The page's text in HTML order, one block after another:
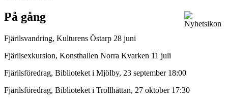
På gång
Fjärilsvandring, Kulturens Östarp 28 juni
Fjärilsexkursion, Konsthallen Norra Kvarken 11 juli
Fjärilsföredrag, Biblioteket i Mjölby, 23 september 18:00
Fjärilsföredrag, Biblioteket i Trollhättan, 27 oktober 17:30